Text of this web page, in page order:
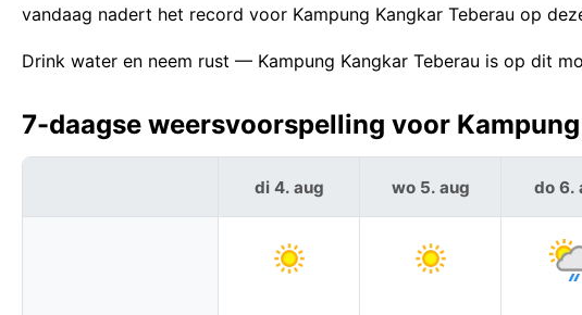
vandaag nadert het record voor Kampung Kangkar Teberau op
Drink water en neem rust — Kampung Kangkar Teberau is op dit
7-daagse weersvoorspelling voor
di 4. aug wo 5. aug do 6.